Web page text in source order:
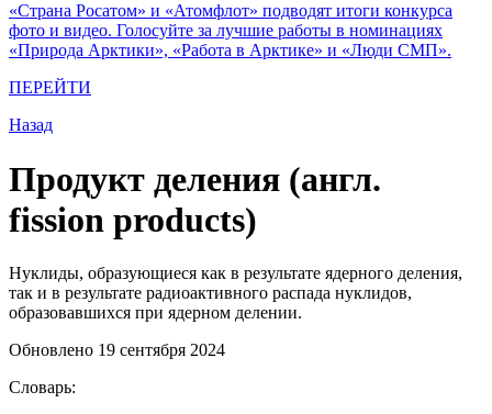
«Страна Росатом» и «Атомфлот» подводят итоги конкурса
фото и видео. Голосуйте за лучшие работы в номинациях
«Природа Арктики», «Работа в Арктике» и «Люди СМП».
ПЕРЕЙТИ
Назад
Продукт деления (англ.
fission products)
Нуклиды, образующиеся как в результате ядерного деления,
так и в результате радиоактивного распада нуклидов,
образовавшихся при ядерном делении.
Обновлено 19 сентября 2024
Словарь: